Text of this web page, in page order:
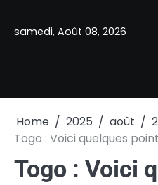
samedi, Août 08, 2026
Home 2025 août
Togo : Voici quelques
Togo : Voici